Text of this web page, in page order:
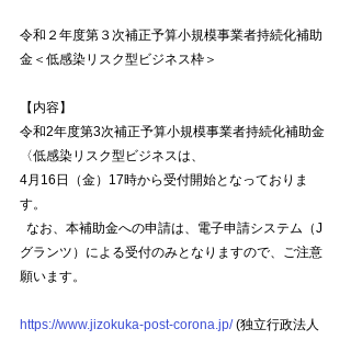
令和２年度第３次補正予算小規模事業者持続化補助
金＜低感染リスク型ビジネス枠＞
【内容】
令和2年度第3次補正予算小規模事業者持続化補助金
〈低感染リスク型ビジネスは、
4月16日（金）17時から受付開始となっておりま
す。
グランツ）による受付のみとなりますので、ご注意
願います。
https://www.jizokuka-post-corona.jp/ (独立行政法人